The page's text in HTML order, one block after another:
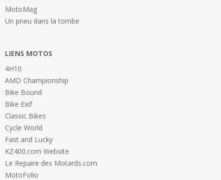
MotoMag
Un pneu dans la tombe
LIENS MOTOS
4H10
AMD Championship
Bike Bound
Bike Exif
Classic Bikes
Cycle World
Fast and Lucky
KZ400.com Website
Le Repaire des Motards.com
MotoFolio